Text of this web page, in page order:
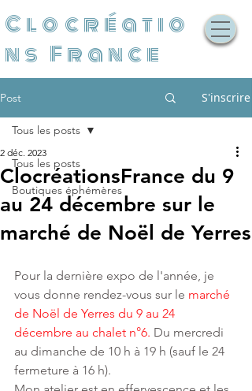
Clocréatio
ns France
Post S'inscrire
Tous les posts
Boutiques éphémères
Tous les posts
ClocréationsFrance du 9
au 24 décembre sur le
marché de Noël de Yerres
2 déc. 2023
Pour la dernière expo de l'année, je
vous donne rendez-vous sur le marché
de Noël de Yerres du 9 au 24
décembre au chalet n°6. Du mercredi
au dimanche de 10 h à 19 h (sauf le 24
fermeture à 16 h).